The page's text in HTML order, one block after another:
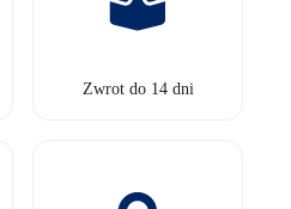
Zwrot do 14 dni